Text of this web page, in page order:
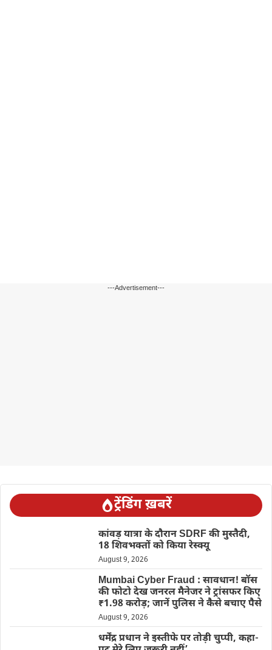
---Advertisement---
ट्रेंडिंग ख़बरें
कांवड़ यात्रा के दौरान SDRF की मुस्तैदी,
18 शिवभक्तों को किया रेस्क्यू
August 9, 2026
Mumbai Cyber Fraud : सावधान! बॉस
की फोटो देख जनरल मैनेजर ने ट्रांसफर किए
₹1.98 करोड़; जानें पुलिस ने कैसे बचाए पैसे
August 9, 2026
धर्मेंद्र प्रधान ने इस्तीफे पर तोड़ी चुप्पी, कहा-